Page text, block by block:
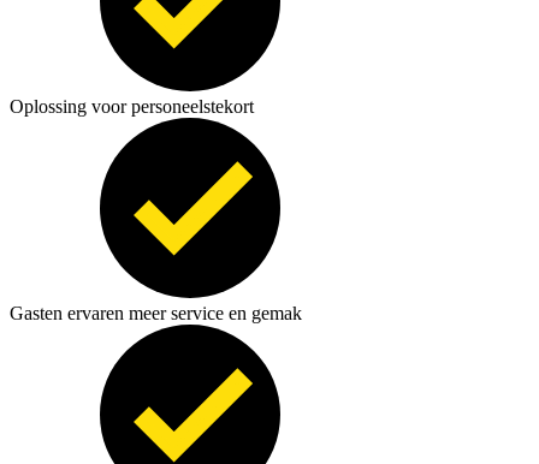
Oplossing voor personeelstekort
Gasten ervaren meer service en gemak